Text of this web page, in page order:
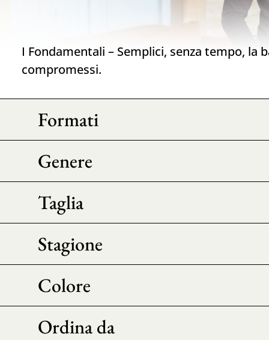
I Fondamentali – Semplici, senza tempo, la
compromessi.
Formati
Genere
Taglia
Stagione
Colore
Ordina da